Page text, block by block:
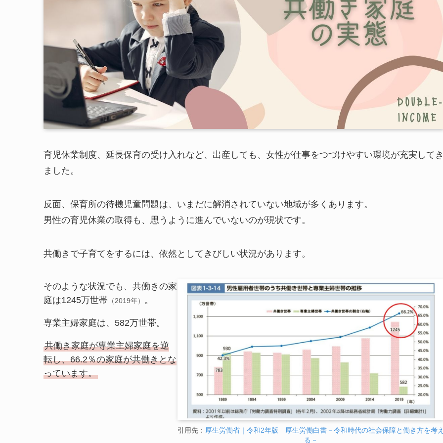
育児休業制度、延長保育の受け入れなど、出産しても、女性が仕事をつづけやすい環境が充実して
ました。
反面、保育所の待機児童問題は、いまだに解消されていない地域が多くあります。
男性の育児休業の取得も、思うように進んでいないのが現状です。
共働きで子育てをするには、依然としてきびしい状況があります。
そのような状況でも、共働きの家
庭は1245万世帯 （2019年） 。
専業主婦家庭は、582万世帯。
共働き家庭が専業主婦家庭を逆
転し、66.2％の家庭が共働きとな
っています。
引用先： 厚生労働省｜令和2年版 厚生労働白書－令和時代の社会保障と働き方を考
る－